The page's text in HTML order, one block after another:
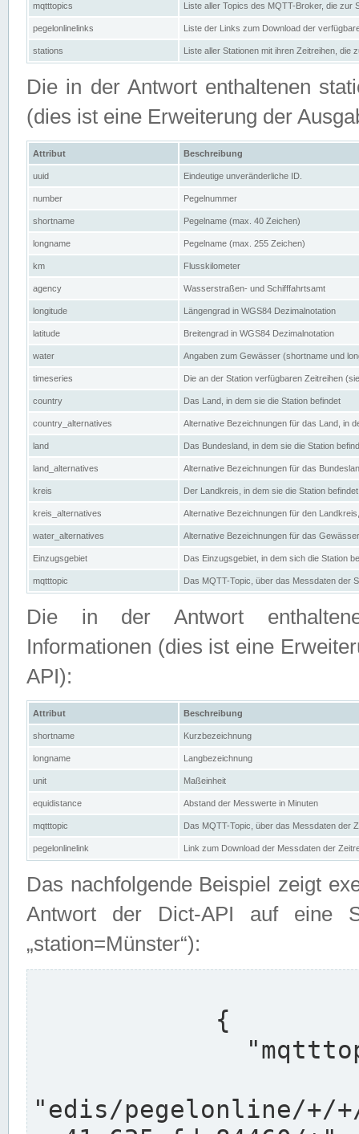
mqtttopics Liste aller Topics des MQTT-Broker, die zur
pegelonlinelinks Liste der Links zum Download der
stations Liste aller Stationen mit ihren Zeitreihen, die
Die in der Antwort enthaltenen
(dies ist eine Erweiterung der
Attribut Beschreibung
uuid Eindeutige unveränderliche ID.
number Pegelnummer
shortname Pegelname (max. 40 Zeichen)
longname Pegelname (max. 255 Zeichen)
km Flusskilometer
agency Wasserstraßen- und Schifffahrtsamt
longitude Längengrad in WGS84 Dezimalnotation
latitude Breitengrad in WGS84 Dezimalnotation
water Angaben zum Gewässer (shortname und
timeseries Die an der Station verfügbaren Zeitreihen
country Das Land, in dem sie die Station befindet
country_alternatives Alternative Bezeichnungen für das Land, in
land Das Bundesland, in dem sie die Station
land_alternatives Alternative Bezeichnungen für das
kreis Der Landkreis, in dem sie die Station befindet
kreis_alternatives Alternative Bezeichnungen für den
water_alternatives Alternative Bezeichnungen für das
Einzugsgebiet Das Einzugsgebiet, in dem sich die Station
mqtttopic Das MQTT-Topic, über das Messdaten der
Die in der Antwort
Informationen (dies ist eine
API):
Attribut Beschreibung
shortname Kurzbezeichnung
longname Langbezeichnung
unit Maßeinheit
equidistance Abstand der Messwerte in Minuten
mqtttopic Das MQTT-Topic, über das Messdaten der
pegelonlinelink Link zum Download der Messdaten der
Das nachfolgende Beispiel zeigt
Antwort der Dict-API auf eine
„station=Münster“):
"edis/pegelonline/+/